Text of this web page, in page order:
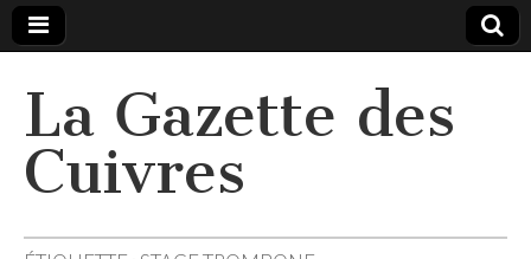
La Gazette des
Cuivres